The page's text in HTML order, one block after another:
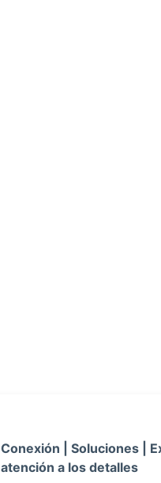
Conexión | Soluciones |
atención a los detalles